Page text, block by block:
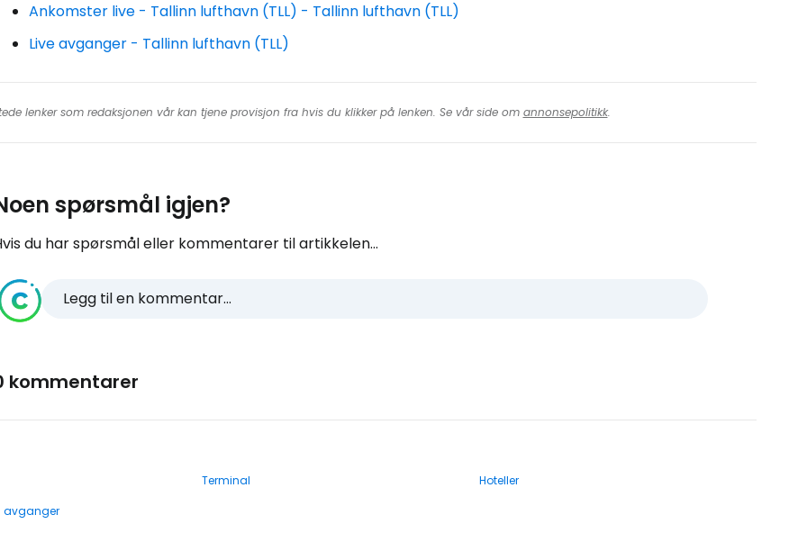
Ankomster live - Tallinn lufthavn (TLL) - Tallinn lufthavn (TLL)
Live avganger - Tallinn lufthavn (TLL)
lenker som redaksjonen vår kan tjene provisjon fra hvis du klikker på lenken. Se vår side om annonsepolitikk.
spørsmål igjen?
du har spørsmål eller kommentarer til artikkelen...
Legg til en kommentar...
kommentarer
Terminal
Hoteller
avganger